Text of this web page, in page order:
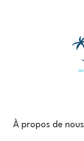
À propos de nous